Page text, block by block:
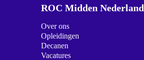
ROC Midden Nederland
Over ons
Opleidingen
Decanen
Vacatures